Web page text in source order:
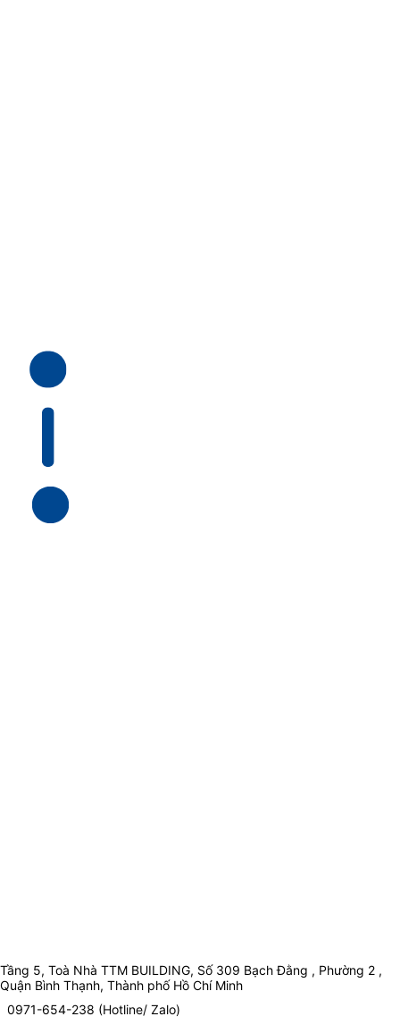
Tầng 5, Toà Nhà TTM BUILDING, Số 309 Bạch Đằng , Phường 2 ,
Quận Bình Thạnh, Thành phố Hồ Chí Minh
0971-654-238 (Hotline/ Zalo)